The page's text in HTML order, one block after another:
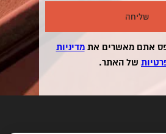
אתם מאשרים אתמדיניות
של האתר.